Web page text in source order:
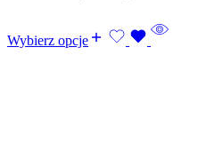
Wybierz opcje